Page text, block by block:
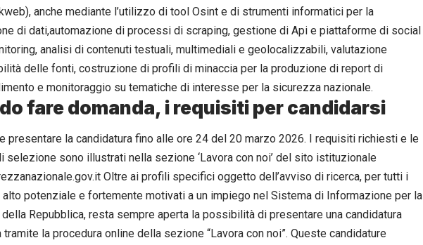
anche mediante l’utilizzo di tool Osint e di strumenti informatici per la
di dati,automazione di processi di scraping, gestione di Api e piattaforme di social
analisi di contenuti testuali, multimediali e geolocalizzabili, valutazione
delle fonti, costruzione di profili di minaccia per la produzione di report di
e monitoraggio su tematiche di interesse per la sicurezza nazionale.
fare domanda, i requisiti per candidarsi
presentare la candidatura fino alle ore 24 del 20 marzo 2026. I requisiti richiesti e le
selezione sono illustrati nella sezione ‘Lavora con noi’ del sito istituzionale
Oltre ai profili specifici oggetto dell’avviso di ricerca, per tutti i
alto potenziale e fortemente motivati a un impiego nel Sistema di Informazione per la
Repubblica, resta sempre aperta la possibilità di presentare una candidatura
tramite la procedura online della sezione “Lavora con noi”. Queste candidature